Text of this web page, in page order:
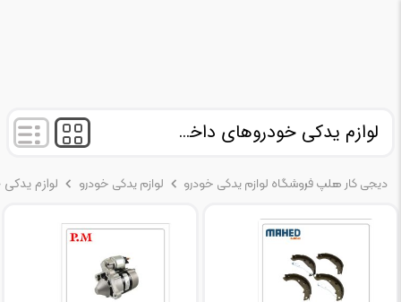
لوازم یدکی خودروهای داخلی و چینی
دیجی کار هلپ فروشگاه لوازم یدکی خودرو لوازم یدکی خودرو لوازم